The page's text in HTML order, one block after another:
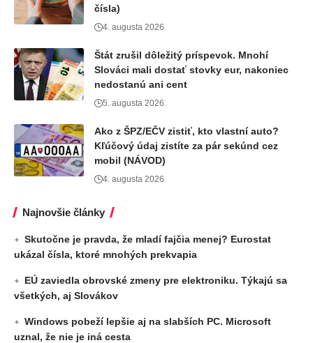
čísla)
4. augusta 2026
Štát zrušil dôležitý príspevok. Mnohí
Slováci mali dostať stovky eur, nakoniec
nedostanú ani cent
5. augusta 2026
Ako z ŠPZ/EČV zistiť, kto vlastní auto?
Kľúčový údaj zistíte za pár sekúnd cez
mobil (NÁVOD)
4. augusta 2026
Najnovšie články
Skutočne je pravda, že mladí fajčia menej? Eurostat
ukázal čísla, ktoré mnohých prekvapia
EÚ zaviedla obrovské zmeny pre elektroniku. Týkajú sa
všetkých, aj Slovákov
Windows pobeží lepšie aj na slabších PC. Microsoft
uznal, že nie je iná cesta